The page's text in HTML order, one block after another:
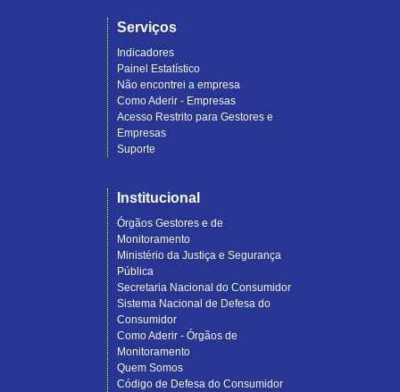
Serviços
Indicadores
Painel Estatístico
Não encontrei a empresa
Como Aderir - Empresas
Acesso Restrito para Gestores e
Empresas
Suporte
Institucional
Órgãos Gestores e de
Monitoramento
Ministério da Justiça e Segurança
Pública
Secretaria Nacional do Consumidor
Sistema Nacional de Defesa do
Consumidor
Como Aderir - Órgãos de
Monitoramento
Quem Somos
Código de Defesa do Consumidor